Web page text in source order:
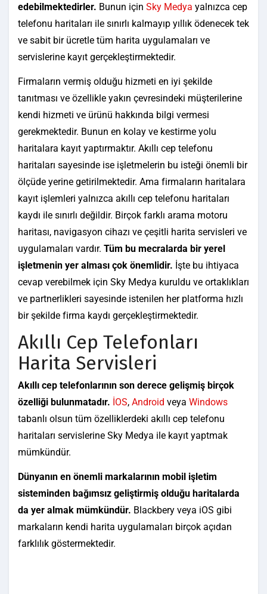
edebilmektedirler. Bunun için Sky Medya yalnızca cep
telefonu haritaları ile sınırlı kalmayıp yıllık ödenecek tek
ve sabit bir ücretle tüm harita uygulamaları ve
servislerine kayıt gerçekleştirmektedir.
Firmaların vermiş olduğu hizmeti en iyi şekilde
tanıtması ve özellikle yakın çevresindeki müşterilerine
kendi hizmeti ve ürünü hakkında bilgi vermesi
gerekmektedir. Bunun en kolay ve kestirme yolu
haritalara kayıt yaptırmaktır. Akıllı cep telefonu
haritaları sayesinde ise işletmelerin bu isteği önemli bir
ölçüde yerine getirilmektedir. Ama firmaların haritalara
kayıt işlemleri yalnızca akıllı cep telefonu haritaları
kaydı ile sınırlı değildir. Birçok farklı arama motoru
haritası, navigasyon cihazı ve çeşitli harita servisleri ve
uygulamaları vardır. Tüm bu mecralarda bir yerel
işletmenin yer alması çok önemlidir. İşte bu ihtiyaca
cevap verebilmek için Sky Medya kuruldu ve ortaklıkları
ve partnerlikleri sayesinde istenilen her platforma hızlı
bir şekilde firma kaydı gerçekleştirmektedir.
Akıllı Cep Telefonları
Harita Servisleri
Akıllı cep telefonlarının son derece gelişmiş birçok
özelliği bulunmatadır. İOS, Android veya Windows
tabanlı olsun tüm özelliklerdeki akıllı cep telefonu
haritaları servislerine Sky Medya ile kayıt yaptmak
mümkündür.
Dünyanın en önemli markalarının mobil işletim
sisteminden bağımsız geliştirmiş olduğu haritalarda
da yer almak mümkündür. Blackbery veya iOS gibi
markaların kendi harita uygulamaları birçok açıdan
farklılık göstermektedir.